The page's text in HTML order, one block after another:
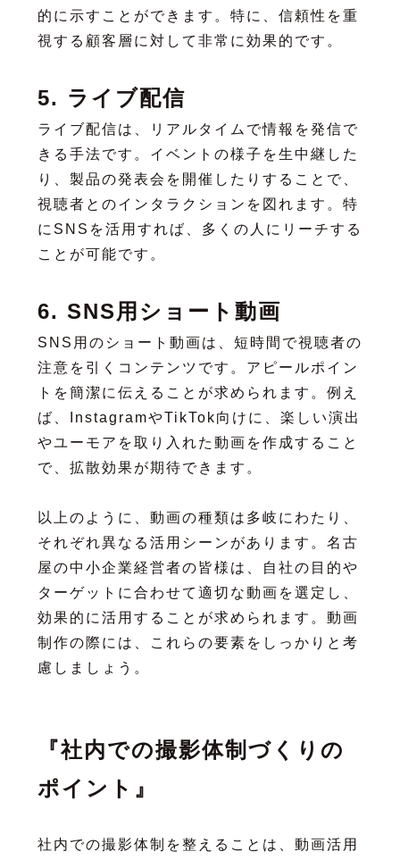
的に示すことができます。特に、信頼性を重
視する顧客層に対して非常に効果的です。
5. ライブ配信
ライブ配信は、リアルタイムで情報を発信で
きる手法です。イベントの様子を生中継した
り、製品の発表会を開催したりすることで、
視聴者とのインタラクションを図れます。特
にSNSを活用すれば、多くの人にリーチする
ことが可能です。
6. SNS用ショート動画
SNS用のショート動画は、短時間で視聴者の
注意を引くコンテンツです。アピールポイン
トを簡潔に伝えることが求められます。例え
ば、InstagramやTikTok向けに、楽しい演出
やユーモアを取り入れた動画を作成すること
で、拡散効果が期待できます。
以上のように、動画の種類は多岐にわたり、
それぞれ異なる活用シーンがあります。名古
屋の中小企業経営者の皆様は、自社の目的や
ターゲットに合わせて適切な動画を選定し、
効果的に活用することが求められます。動画
制作の際には、これらの要素をしっかりと考
慮しましょう。
『社内での撮影体制づくりの
ポイント』
社内での撮影体制を整えることは、動画活用